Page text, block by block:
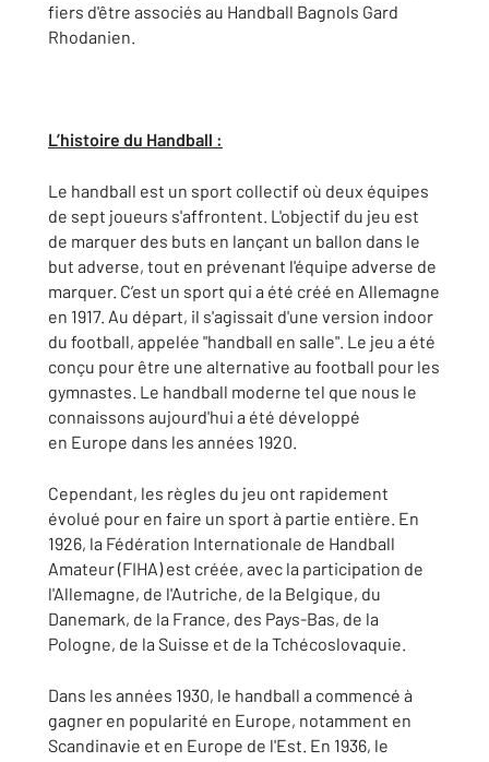
fiers d'être associés au Handball Bagnols Gard
Rhodanien.
L’histoire du Handball :
Le handball est un sport collectif où deux équipes
de sept joueurs s'affrontent. L'objectif du jeu est
de marquer des buts en lançant un ballon dans le
but adverse, tout en prévenant l'équipe adverse de
marquer. C’est un sport qui a été créé en Allemagne
en 1917. Au départ, il s'agissait d'une version indoor
du football, appelée "handball en salle". Le jeu a été
conçu pour être une alternative au football pour les
gymnastes. Le handball moderne tel que nous le
connaissons aujourd'hui a été développé
en Europe dans les années 1920.
Cependant, les règles du jeu ont rapidement
évolué pour en faire un sport à partie entière. En
1926, la Fédération Internationale de Handball
Amateur (FIHA) est créée, avec la participation de
l'Allemagne, de l'Autriche, de la Belgique, du
Danemark, de la France, des Pays-Bas, de la
Pologne, de la Suisse et de la Tchécoslovaquie.
Dans les années 1930, le handball a commencé à
gagner en popularité en Europe, notamment en
Scandinavie et en Europe de l'Est. En 1936, le